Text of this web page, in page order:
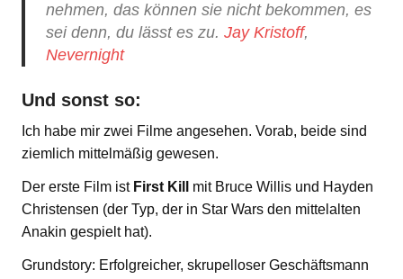
nehmen, das können sie nicht bekommen, es
sei denn, du lässt es zu. Jay Kristoff,
Nevernight
Und sonst so:
Ich habe mir zwei Filme angesehen. Vorab, beide sind
ziemlich mittelmäßig gewesen.
Der erste Film ist First Kill
mit Bruce Willis und Hayden
Christensen (der Typ, der in Star Wars den mittelalten
Anakin gespielt hat).
Grundstory: Erfolgreicher, skrupelloser Geschäftsmann